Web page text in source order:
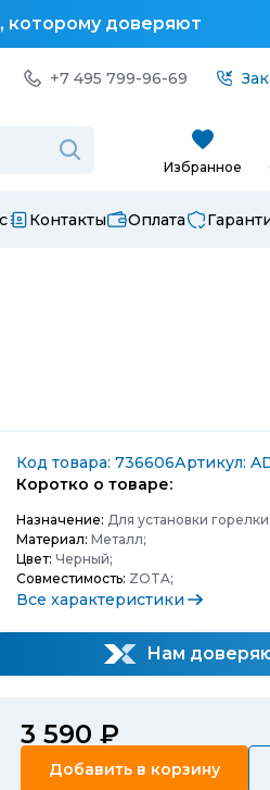
которому доверяют
+7 495 799-96-69
Избранное
Контакты Оплата
Код товара: 736606Артикул:
Коротко о товаре:
Назначение: Для установки
Материал: Металл;
Цвет: Черный;
Совместимость: ZOTA;
Все характеристики
Нам
3 590 ₽
Добавить в корзину